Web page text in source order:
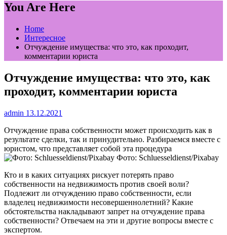
You Are Here
Home
Интересное
Отчуждение имущества: что это, как проходит,
комментарии юриста
Отчуждение имущества: что это, как
проходит, комментарии юриста
admin 13.12.2021
Отчуждение права собственности может происходить как в
результате сделки, так и принудительно. Разбираемся вместе с
юристом, что представляет собой эта процедура
Фото: Schluesseldienst/Pixabay
Кто и в каких ситуациях рискует потерять право
собственности на недвижимость против своей воли?
Подлежит ли отчуждению право собственности, если
владелец недвижимости несовершеннолетний? Какие
обстоятельства накладывают запрет на отчуждение права
собственности? Отвечаем на эти и другие вопросы вместе с
экспертом.